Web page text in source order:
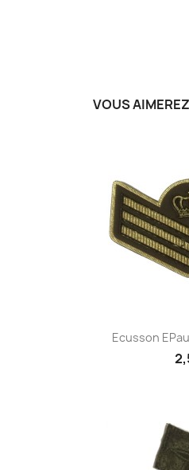
VOUS

Ecusson